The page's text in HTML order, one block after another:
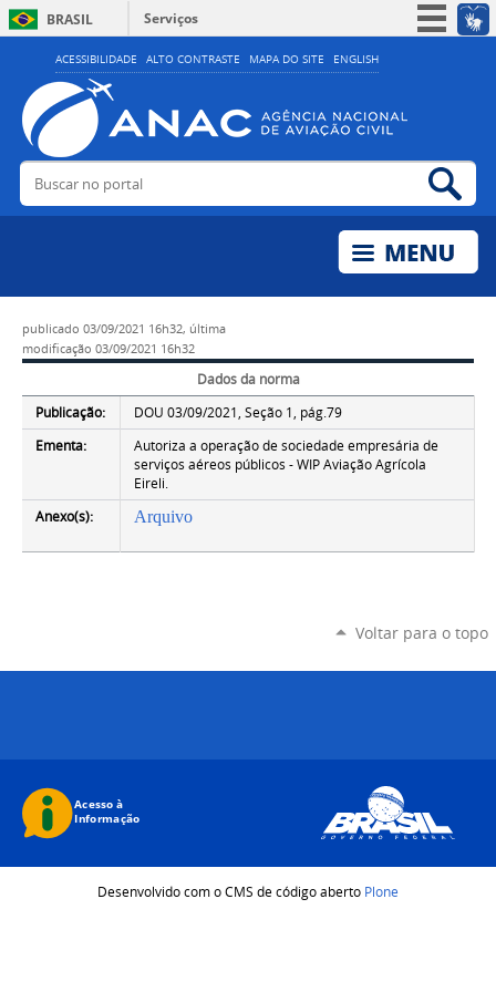
ACESSIBILIDADE ALTO CONTRASTE MAPA DO SITE ENGLISH
BRASIL
Serviços
Simplifique!
Acesso à informação
Legislação
Buscar no portal
publicado 03/09/2021 16h32, última
modificação 03/09/2021 16h32
Dados da norma
Publicação:
DOU 03/09/2021, Seção 1, pág.79
Ementa:
Autoriza a operação de sociedade empresária de
serviços aéreos públicos - WIP Aviação Agrícola
Eireli.
Anexo(s):
Arquivo
Voltar para o topo
Desenvolvido com o CMS de código aberto Plone